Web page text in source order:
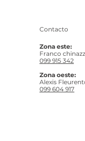
Contacto
Zona este:
Franco
099 915 342
Zona oeste:
Alexis
099 604 917